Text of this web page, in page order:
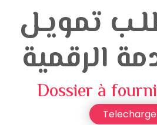
تمويـل
الرقمية
Dossier à